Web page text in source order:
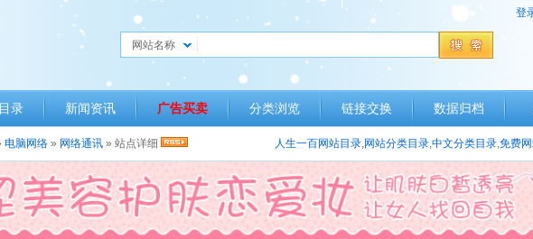
登
网站名称
录 新闻资讯 广告买卖 分类浏览 链接交换 数据归档
人生一百网站目录,网站分类目录,中文分类目录,免费
电脑网络 » 网络通讯 » 站点详细